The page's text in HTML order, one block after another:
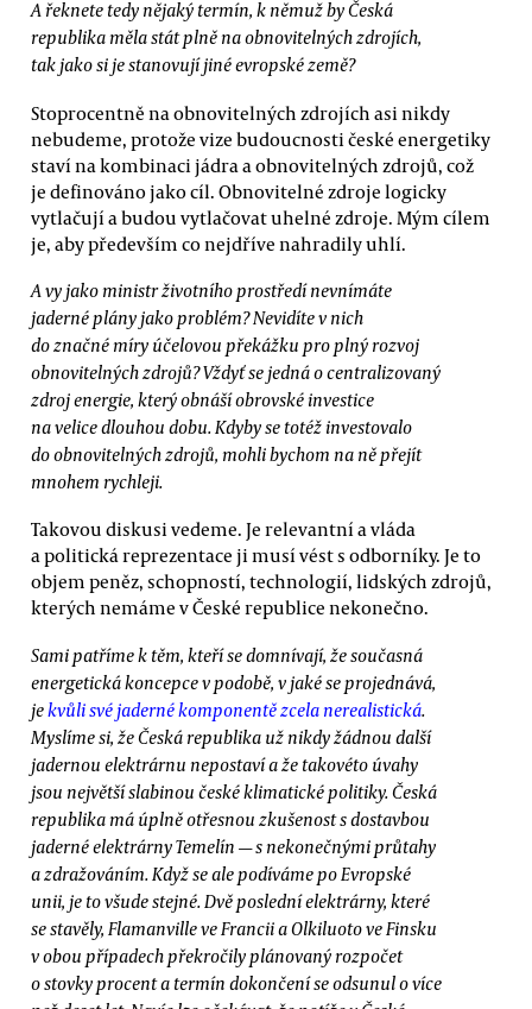
A řeknete tedy nějaký termín, k němuž by Česká
republika měla stát plně na obnovitelných zdrojích,
tak jako si je stanovují jiné evropské země?
Stoprocentně na obnovitelných zdrojích asi nikdy
nebudeme, protože vize budoucnosti české energetiky
staví na kombinaci jádra a obnovitelných zdrojů, což
je definováno jako cíl. Obnovitelné zdroje logicky
vytlačují a budou vytlačovat uhelné zdroje. Mým cílem
je, aby především co nejdříve nahradily uhlí.
A vy jako ministr životního prostředí nevnímáte
jaderné plány jako problém? Nevidíte v nich
do značné míry účelovou překážku pro plný rozvoj
obnovitelných zdrojů? Vždyť se jedná o centralizovaný
zdroj energie, který obnáší obrovské investice
na velice dlouhou dobu. Kdyby se totéž investovalo
do obnovitelných zdrojů, mohli bychom na ně přejít
mnohem rychleji.
Takovou diskusi vedeme. Je relevantní a vláda
a politická reprezentace ji musí vést s odborníky. Je to
objem peněz, schopností, technologií, lidských zdrojů,
kterých nemáme v České republice nekonečno.
Sami patříme k těm, kteří se domnívají, že současná
energetická koncepce v podobě, v jaké se projednává,
jekvůli své jaderné komponentě zcela nerealistická.
Myslíme si, že Česká republika už nikdy žádnou další
jadernou elektrárnu nepostaví a že takovéto úvahy
jsou největší slabinou české klimatické politiky. Česká
republika má úplně otřesnou zkušenost s dostavbou
jaderné elektrárny Temelín — s nekonečnými průtahy
a zdražováním. Když se ale podíváme po Evropské
unii, je to všude stejné. Dvě poslední elektrárny, které
se stavěly, Flamanville ve Francii a Olkiluoto ve Finsku
v obou případech překročily plánovaný rozpočet
o stovky procent a termín dokončení se odsunul o více